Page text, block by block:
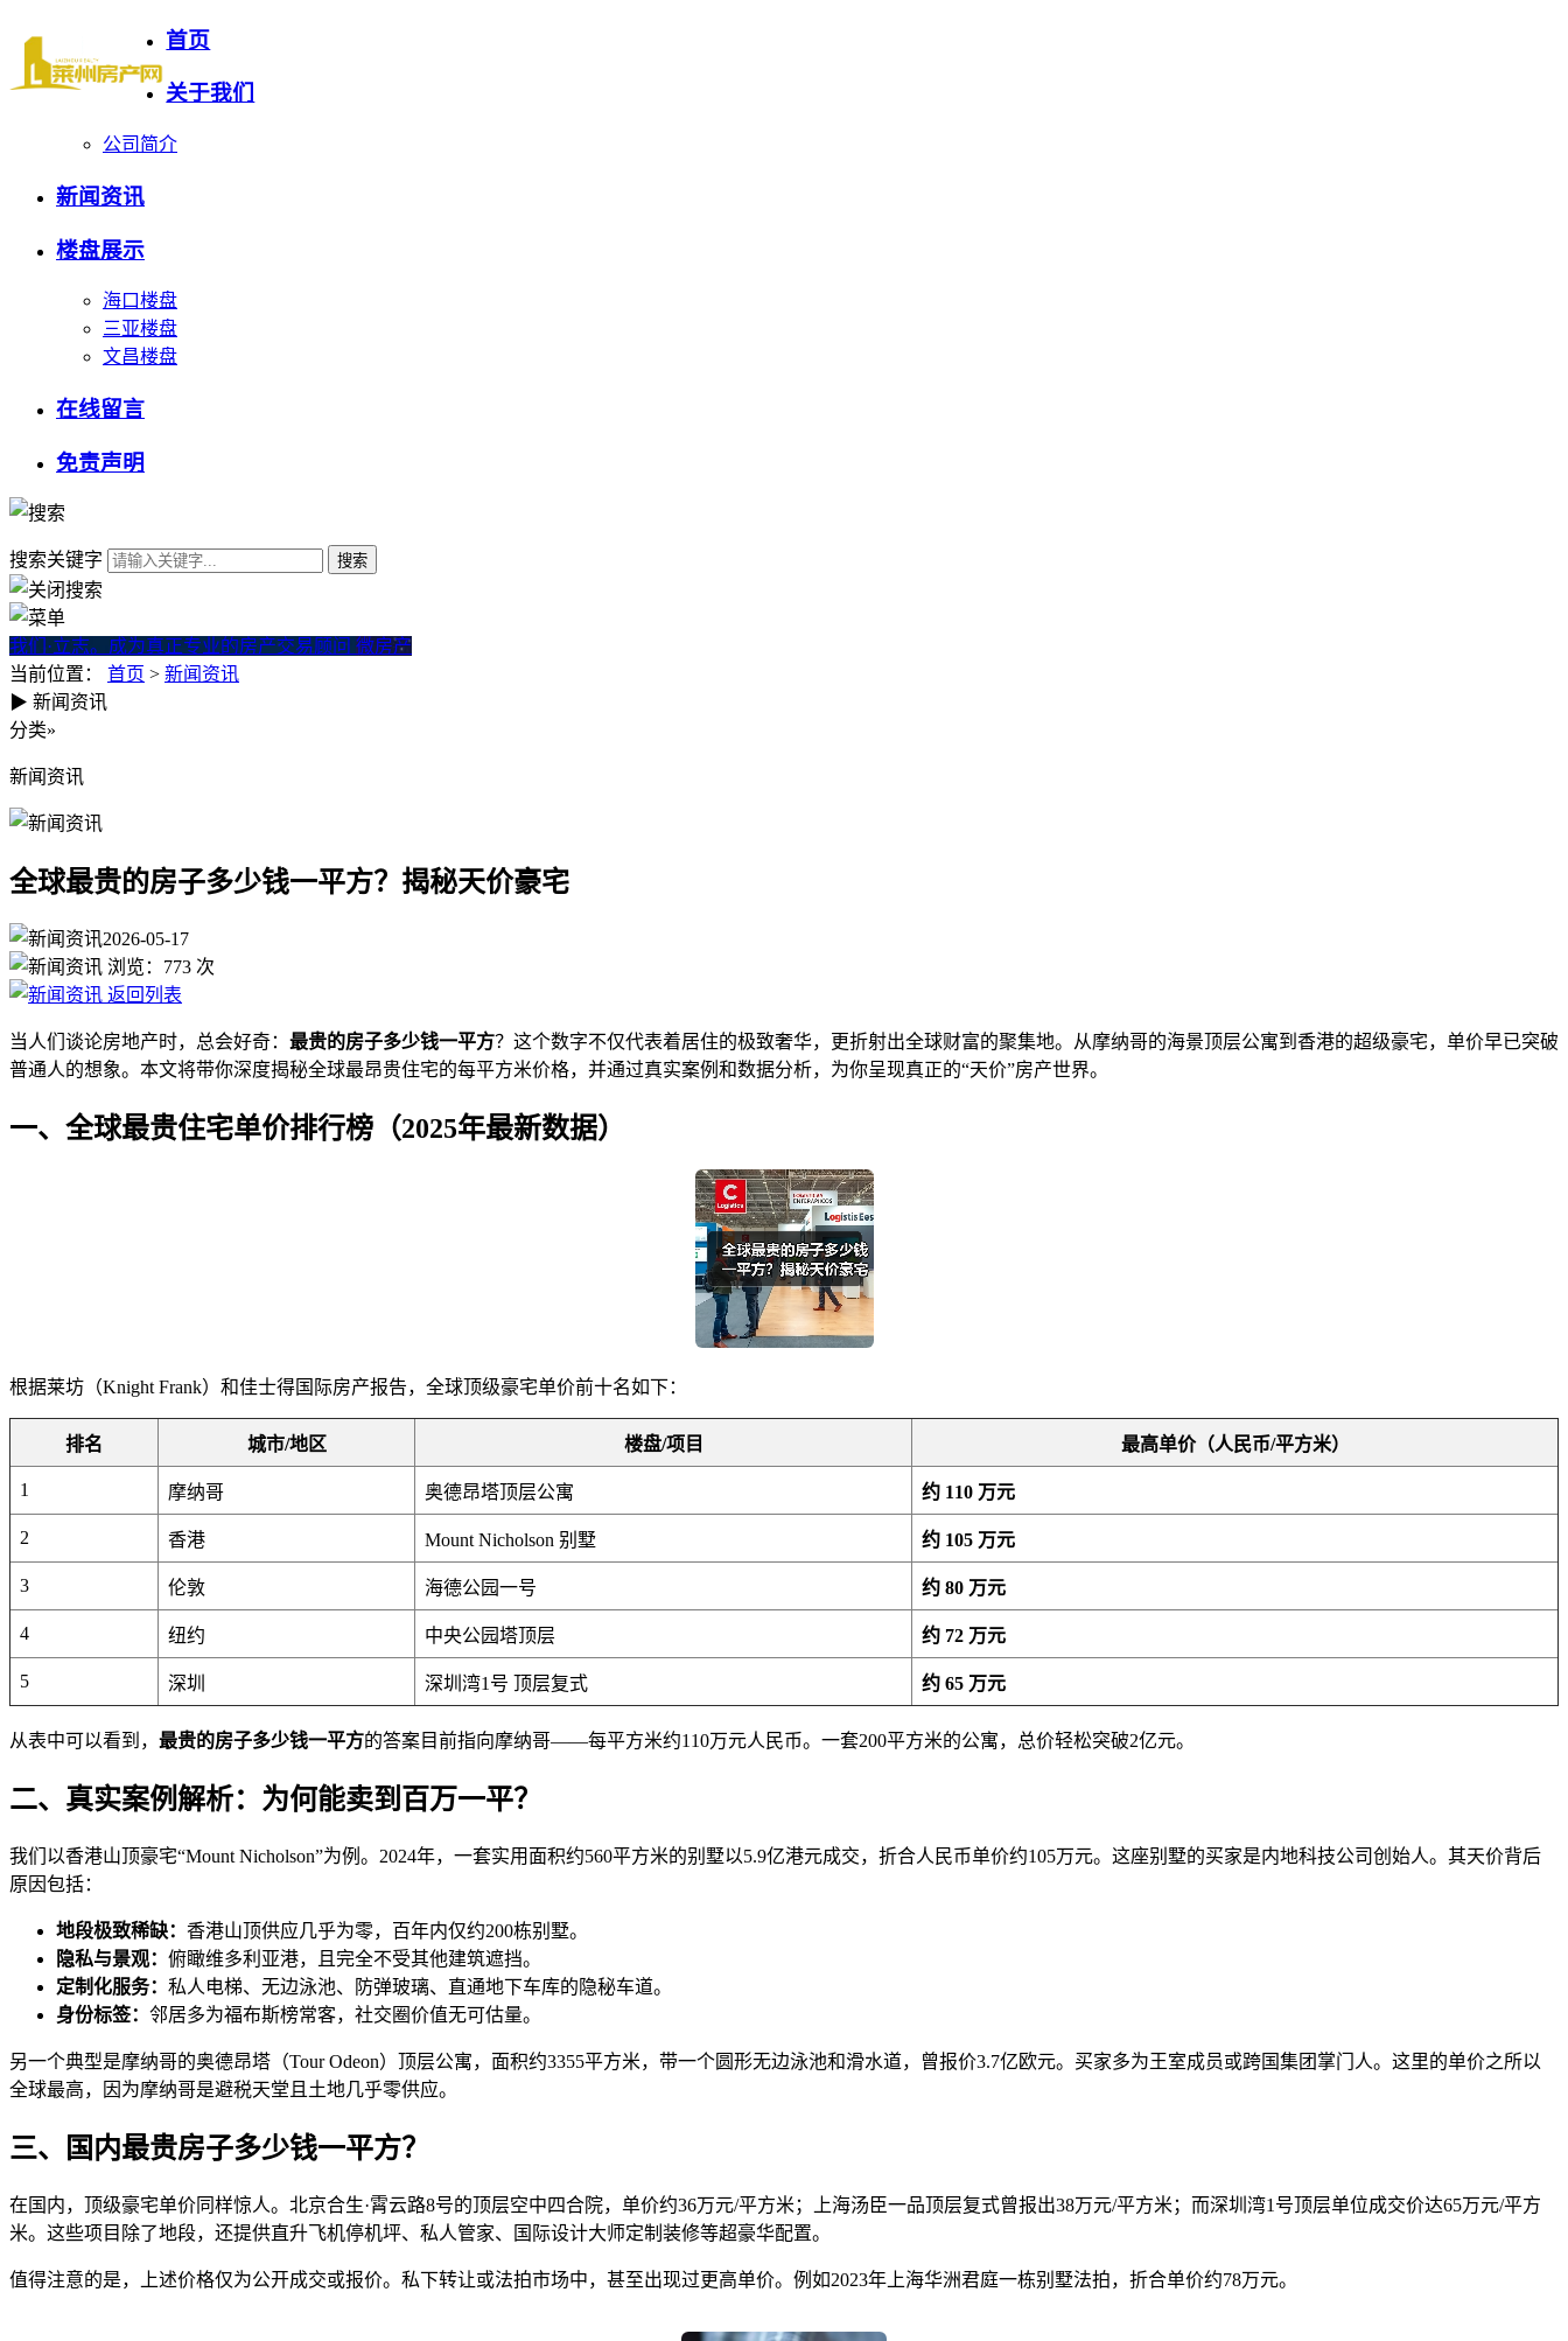
首页
关于我们
公司简介
新闻资讯
楼盘展示
海口楼盘
三亚楼盘
文昌楼盘
在线留言
免责声明
搜索关键字
我们·立志。成为真正专业的房产交易顾问 微房产
当前位置： 首页 > 新闻资讯
全球最贵的房子多少钱一平方？揭秘天价豪宅
▶ 新闻资讯
分类»
新闻资讯
全球最贵的房子多少钱一平方？揭秘天价豪宅
2026-05-17
浏览： 773 次
返回列表
当人们谈论房地产时，总会好奇： 最贵的房子多少钱一平方？这个数字不仅代表着居住的极致奢华，更折射出全球财富的聚集地。从摩纳哥的海景顶层公寓到香港的超级豪宅，单价早已突破
普通人的想象。本文将带你深度揭秘全球最昂贵住宅的每平方米价格，并通过真实案例和数据分析，为你呈现真正的“天价”房产世界。
一、全球最贵住宅单价排行榜（2025年最新数据）
根据莱坊（Knight Frank）和佳士得国际房产报告，全球顶级豪宅单价前十名如下：
排名 城市/地区 楼盘/项目 最高单价（人民币/平方米）
1 摩纳哥 奥德昂塔顶层公寓 约 110 万元
2 香港 Mount Nicholson 别墅 约 105 万元
3 伦敦 海德公园一号 约 80 万元
4 纽约 中央公园塔顶层 约 72 万元
5 深圳 深圳湾1号 顶层复式 约 65 万元
从表中可以看到， 最贵的房子多少钱一平方的答案目前指向摩纳哥——每平方米约110万元人民币。一套200平方米的公寓，总价轻松突破2亿元。
二、真实案例解析：为何能卖到百万一平？
我们以香港山顶豪宅“Mount Nicholson”为例。2024年，一套实用面积约560平方米的别墅以5.9亿港元成交，折合人民币单价约105万元。这座别墅的买家是内地科技公司创始人。其天价背后
原因包括：
地段极致稀缺： 香港山顶供应几乎为零，百年内仅约200栋别墅。
隐私与景观： 俯瞰维多利亚港，且完全不受其他建筑遮挡。
定制化服务： 私人电梯、无边泳池、防弹玻璃、直通地下车库的隐秘车道。
身份标签： 邻居多为福布斯榜常客，社交圈价值无可估量。
另一个典型是摩纳哥的奥德昂塔（Tour Odeon）顶层公寓，面积约3355平方米，带一个圆形无边泳池和滑水道，曾报价3.7亿欧元。买家多为王室成员或跨国集团掌门人。这里的单价之所以
全球最高，因为摩纳哥是避税天堂且土地几乎零供应。
三、国内最贵房子多少钱一平方？
在国内，顶级豪宅单价同样惊人。北京合生·霄云路8号的顶层空中四合院，单价约36万元/平方米；上海汤臣一品顶层复式曾报出38万元/平方米；而深圳湾1号顶层单位成交价达65万元/平方
米。这些项目除了地段，还提供直升飞机停机坪、私人管家、国际设计大师定制装修等超豪华配置。
值得注意的是，上述价格仅为公开成交或报价。私下转让或法拍市场中，甚至出现过更高单价。例如2023年上海华洲君庭一栋别墅法拍，折合单价约78万元。